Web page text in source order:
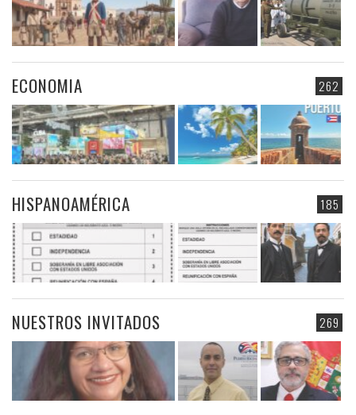
262
ECONOMIA
185
HISPANOAMÉRICA
269
NUESTROS INVITADOS